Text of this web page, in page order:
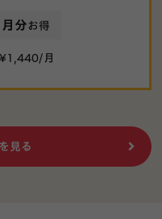
分 お得
1,440/月
見る